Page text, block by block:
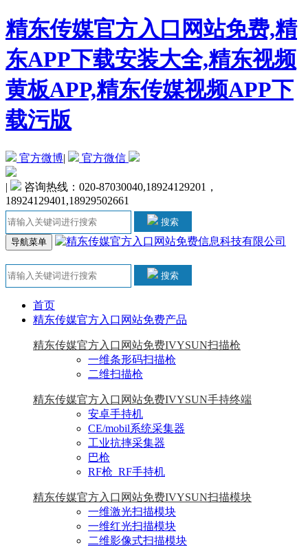
精东传媒官方入口网站免费,精
东APP下载安装大全,精东视频
黄板APP,精东传媒视频APP下
载污版
官方微博| 官方微信
|
咨询热线：020-87030040,18924129201，
18924129401,18929502661
搜索
导航菜单
搜索
首页
精东传媒官方入口网站免费产品
精东传媒官方入口网站免费IVYSUN扫描枪
一维条形码扫描枪
二维扫描枪
精东传媒官方入口网站免费IVYSUN手持终端
安卓手持机
CE/mobil系统采集器
工业抗摔采集器
巴枪
RF枪_RF手持机
精东传媒官方入口网站免费IVYSUN扫描模块
一维激光扫描模块
一维红光扫描模块
二维影像式扫描模块